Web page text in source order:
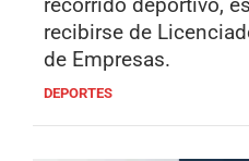
recorrido deportivo,
recibirse de
de Empresas.
DEPORTES